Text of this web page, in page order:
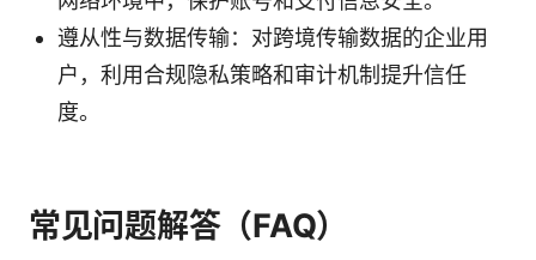
遵从性与数据传输：对跨境传输数据的企业用
户，利用合规隐私策略和审计机制提升信任
度。
常见问题解答（FAQ）